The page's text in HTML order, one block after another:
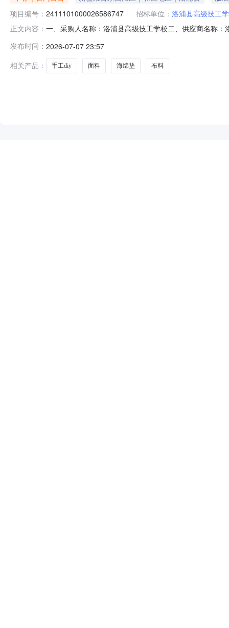
项目编号： 2411101000026586747 招标单位： 洛浦县高级技工
正文内容： 一、采购人名称：洛浦县高级技工学校二、供应商名称
48.0020960服务要求或标的基本概况：七、其它事项：
发布时间： 2026-07-07 23:57
相关产品：
手工diy 面料 海绵垫 布料